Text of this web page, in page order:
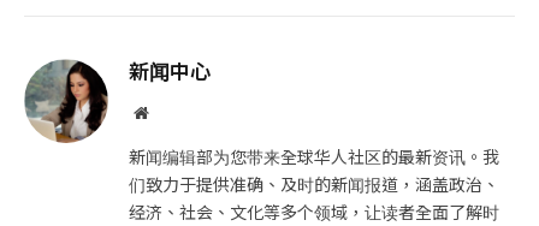
新闻中心
网
新闻编辑部为您带来全球华人社区的最新资讯。我
们致力于提供准确、及时的新闻报道，涵盖政治、
经济、社会、文化等多个领域，让读者全面了解时